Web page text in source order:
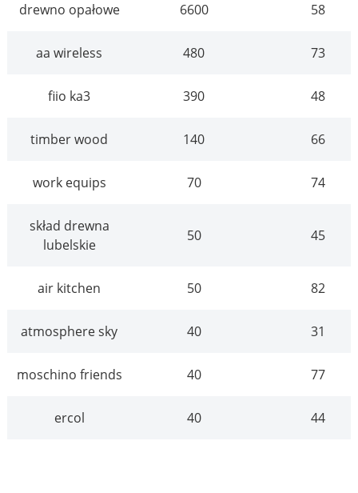
drewno opałowe 6600 58
aa wireless 480 73
fiio ka3 390 48
timber wood 140 66
work equips 70 74
skład drewna
lubelskie
50 45
air kitchen 50 82
atmosphere sky 40 31
moschino friends 40 77
ercol 40 44